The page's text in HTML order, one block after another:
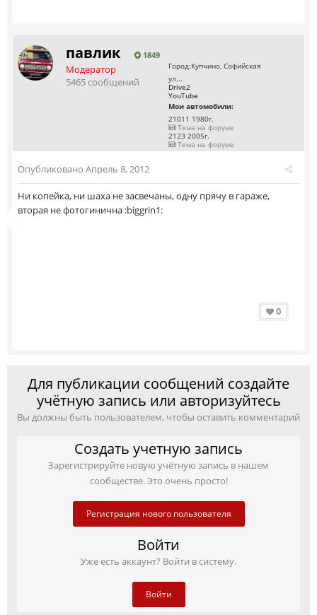
павлик 1849
Модератор
5465 сообщений
Город:Купчино, Софийская
ул...
Drive2
YouTube
Мои автомобили:
21011 1980г.
Тема на форуме
2123 2005г.
Тема на форуме
Опубликовано Апрель 8, 2012
Ни копейка, ни шаха не засвечаны, одну прячу в гараже,
вторая не фотогинична :biggrin1:
0
Для публикации сообщений создайте
учётную запись или авторизуйтесь
Вы должны быть пользователем, чтобы оставить комментарий
Создать учетную запись
Зарегистрируйте новую учётную запись в нашем
сообществе. Это очень просто!
Регистрация нового пользователя
Войти
Уже есть аккаунт? Войти в систему.
Войти